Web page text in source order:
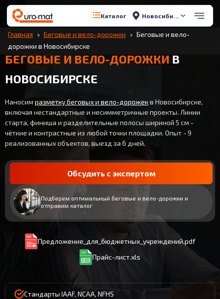
Каталог Новосибирск
Главная Беговые и вело-дорожки
Беговые и вело-
дорожки в Новосибирске
БЕГОВЫЕ И ВЕЛО-ДОРОЖКИ В
НОВОСИБИРСКЕ
Наносим разметку беговых и вело-дорожекв Новосибирске,
включая нестандартные и несимметричные проекты. Линии
старта, финиша и разделительные полосы шириной 5 см -
чёткие и контрастные из любой точки площадки. Опыт - 9
реализованных объектов, выезд за 6 дней.
Обсудить с экспертом
Подберем оптимальный беговые и вело-дорожки и
отправим каталог
Предложение_для_бюджетных_учреждений.pdf
Прайс-лист.xls
Стандарты IAAF, NCAA, NFHS